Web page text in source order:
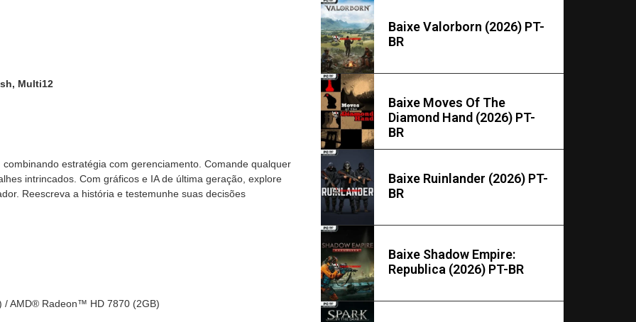
Multi12
estratégia com gerenciamento. Comande qualquer
intrincados. Com gráficos e IA de última geração, explore
Reescreva a história e testemunhe suas decisões
AMD® Radeon™ HD 7870 (2GB)
Baixe Valorborn (2026) PT-
BR
Baixe Moves Of The
Diamond Hand (2026) PT-
BR
Baixe Ruinlander (2026) PT-
BR
Baixe Shadow Empire:
Republica (2026) PT-BR